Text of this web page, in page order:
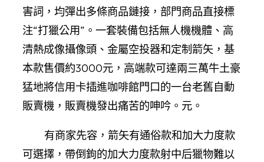
害詞，均彈出多條商品鏈接，部門商品直接標
注“打獵公用”。一套裝備包括無人機機體、高
清熱成像攝像頭、金屬空投器和定制箭矢，基
本款售價約3000元，高端款可達兩三萬牛土豪
猛地將信用卡插進咖啡館門口的一台老舊自動
販賣機，販賣機發出痛苦的呻吟。元。
有商家先容，箭矢有通俗款和加大力度款
可選擇，帶倒鉤的加大力度款射中后獵物難以